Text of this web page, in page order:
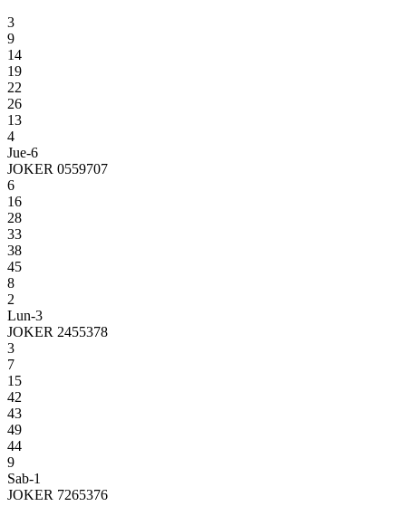
3
9
14
19
22
26
13
4
Jue-6
JOKER 0559707
6
16
28
33
38
45
8
2
Lun-3
JOKER 2455378
3
7
15
42
43
49
44
9
Sab-1
JOKER 7265376